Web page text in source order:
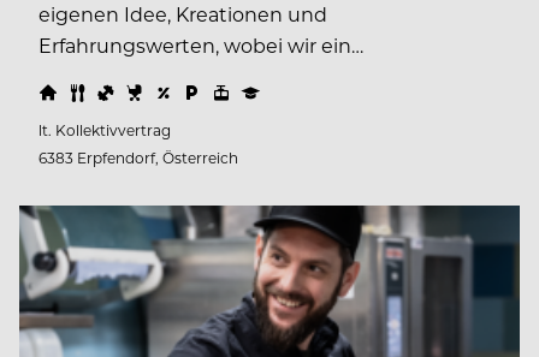
eigenen Idee, Kreationen und
Erfahrungswerten, wobei wir ein…
lt. Kollektivvertrag
6383 Erpfendorf, Österreich